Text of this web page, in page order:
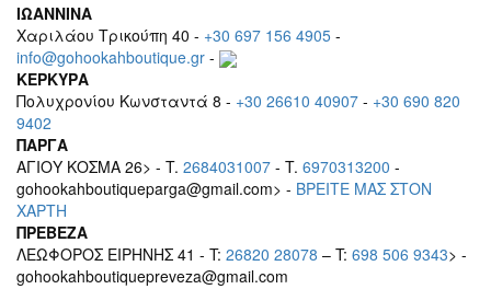
ΙΩΑΝΝΙΝΑ
Χαριλάου Τρικούπη 40 - +30 697 156 4905 -
info@gohookahboutique.gr -
ΚΕΡΚΥΡΑ
Πολυχρονίου Κωνσταντά 8 - +30 26610 40907 - +30 690 820
9402
ΠΑΡΓΑ
ΑΓΙΟΥ ΚΟΣΜΑ 26> - T. 2684031007 - T. 6970313200 -
gohookahboutiqueparga@gmail.com> - BΡEITE MAΣ ΣΤΟΝ
ΧΑΡΤΗ
ΠΡΕΒΕΖΑ
ΛΕΩΦΟΡΟΣ ΕΙΡΗΝΗΣ 41 - T: 26820 28078 – T: 698 506 9343> -
gohookahboutiquepreveza@gmail.com